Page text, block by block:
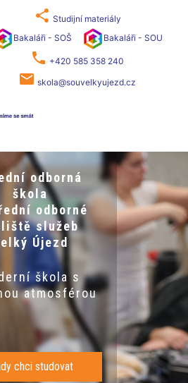
a
share Studijní materiály
Bakaláři - SOŠ
Bakaláři - SOU
phone +420 585 358 240
local_post_office skola@souvelkyujezd.cz